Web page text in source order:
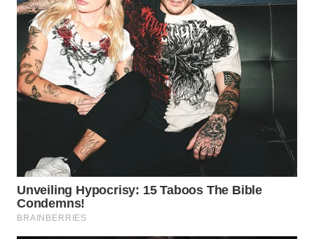
WN
PRIANGAN
TIMUR
WN
SEMARANG
WN
BOROBUDUR
WN